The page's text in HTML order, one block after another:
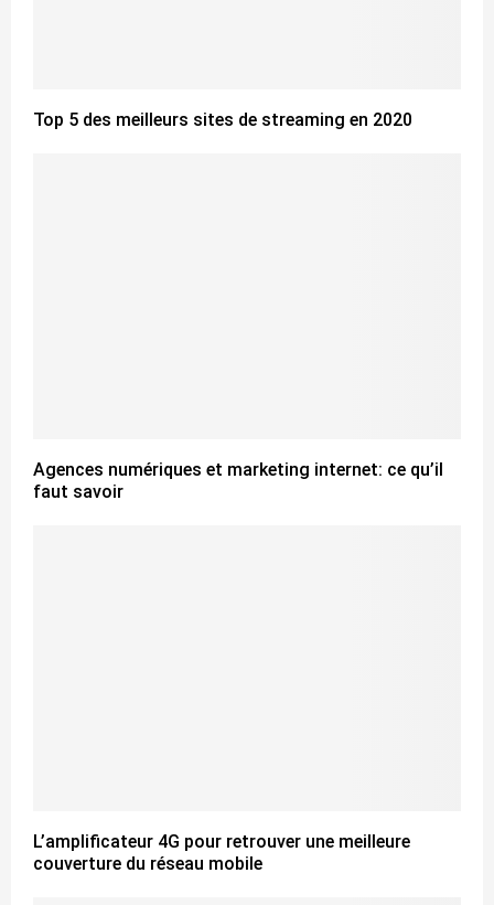
Top 5 des meilleurs sites de streaming en 2020
Agences numériques et marketing internet: ce qu’il
faut savoir
L’amplificateur 4G pour retrouver une meilleure
couverture du réseau mobile